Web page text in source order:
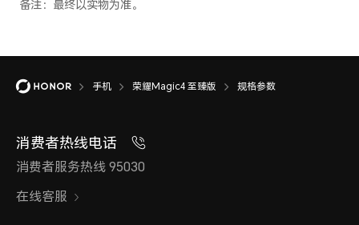
4G网络制式主卡
4G网络制式 移动4G（TD-LTE/
4G（LTE FDD）/电信 4G（
备注：4G网络使用，需要根据运营商
确定是否支持。
手机 荣耀Magic4 至臻版 规格参数
消费者热线电话
消费者服务热线 95030
在线客服